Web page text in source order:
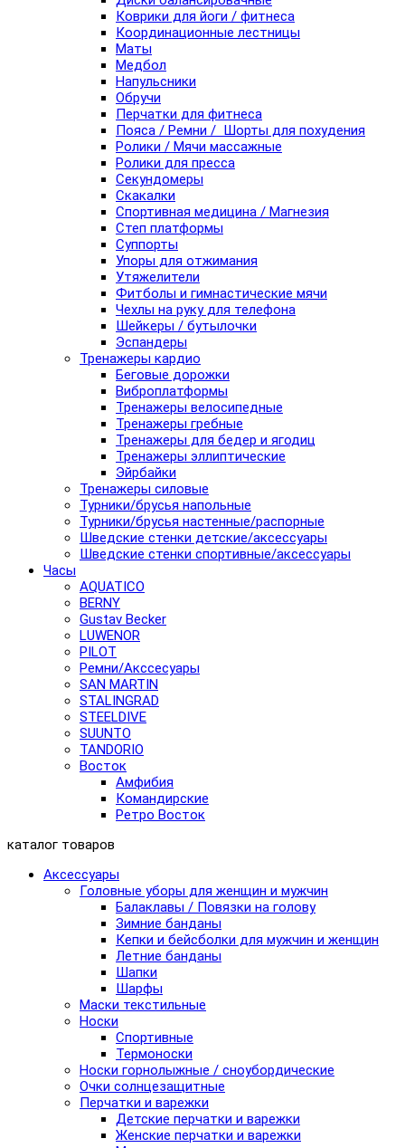
Коврики для йоги / фитнеса
Координационные лестницы
Маты
Медбол
Напульсники
Обручи
Перчатки для фитнеса
Пояса / Ремни / Шорты для похудения
Ролики / Мячи массажные
Ролики для пресса
Секундомеры
Скакалки
Спортивная медицина / Магнезия
Степ платформы
Суппорты
Упоры для отжимания
Утяжелители
Фитболы и гимнастические мячи
Чехлы на руку для телефона
Шейкеры / бутылочки
Эспандеры
Тренажеры кардио
Беговые дорожки
Виброплатформы
Тренажеры велосипедные
Тренажеры гребные
Тренажеры для бедер и ягодиц
Тренажеры эллиптические
Эйрбайки
Тренажеры силовые
Турники/брусья напольные
Турники/брусья настенные/распорные
Шведские стенки детские/аксессуары
Шведские стенки спортивные/аксессуары
Часы
AQUATICO
BERNY
Gustav Becker
LUWENOR
PILOT
Pемни/Акссесуары
SAN MARTIN
STALINGRAD
STEELDIVE
SUUNTO
TANDORIO
Восток
Амфибия
Командирские
Ретро Восток
каталог товаров
Аксессуары
Головные уборы для женщин и мужчин
Балаклавы / Повязки на голову
Зимние банданы
Кепки и бейсболки для мужчин и женщин
Летние банданы
Шапки
Шарфы
Маски текстильные
Носки
Спортивные
Термоноски
Носки горнолыжные / сноубордические
Очки солнцезащитные
Перчатки и варежки
Детские перчатки и варежки
Женские перчатки и варежки